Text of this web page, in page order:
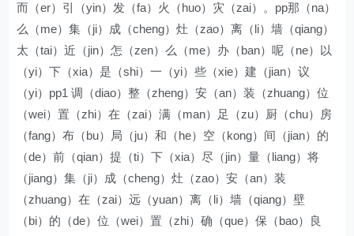
而（er）引（yin）发（fa）火（huo）灾（zai）。pp那（na）
么（me）集（ji）成（cheng）灶（zao）离（li）墙（qiang）
太（tai）近（jin）怎（zen）么（me）办（ban）呢（ne）以
（yi）下（xia）是（shi）一（yi）些（xie）建（jian）议
（yi）pp1 调（diao）整（zheng）安（an）装（zhuang）位
（wei）置（zhi）在（zai）满（man）足（zu）厨（chu）房
（fang）布（bu）局（ju）和（he）空（kong）间（jian）的
（de）前（qian）提（ti）下（xia）尽（jin）量（liang）将
（jiang）集（ji）成（cheng）灶（zao）安（an）装
（zhuang）在（zai）远（yuan）离（li）墙（qiang）壁
（bi）的（de）位（wei）置（zhi）确（que）保（bao）良